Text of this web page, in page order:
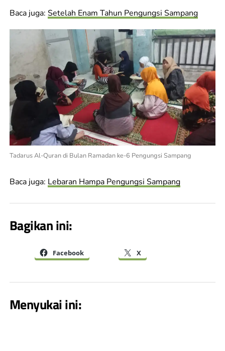
Baca juga: Setelah Enam Tahun Pengungsi Sampang
Tadarus Al-Quran di Bulan Ramadan ke-6 Pengungsi Sampang
Baca juga: Lebaran Hampa Pengungsi Sampang
Bagikan ini:
Facebook X
Menyukai ini: